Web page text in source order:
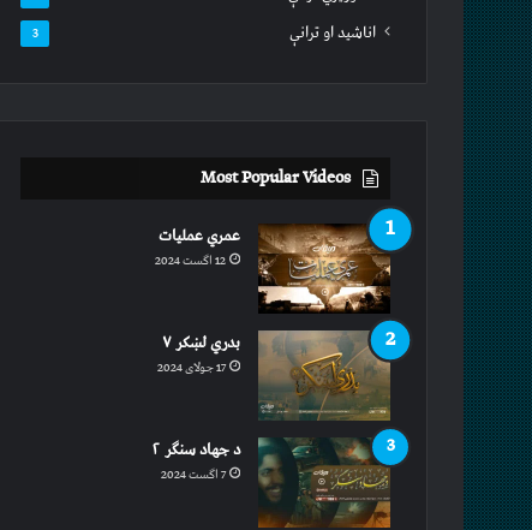
اناشید او ترانې 3
Most Popular Videos
عمري عملیات
12 اگست 2024
بدري لښکر ۷
17 جولای 2024
د جهاد سنګر ۲
7 اگست 2024